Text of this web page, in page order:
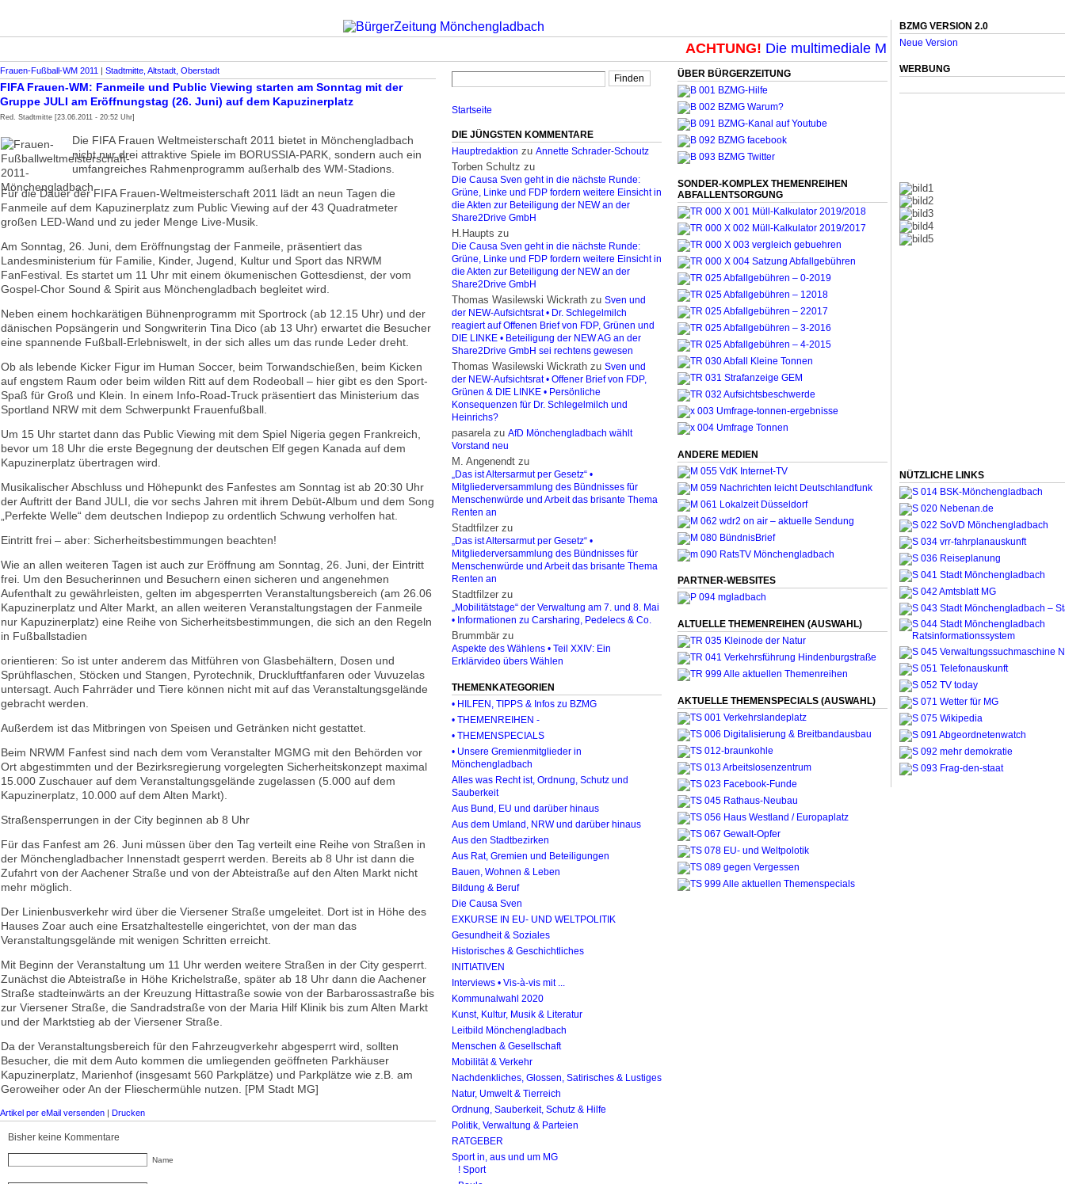
ACHTUNG!Die multimediale Mit-Mach-Zeitung für
Frauen-Fußball-WM 2011 | Stadtmitte, Altstadt, Oberstadt
FIFA Frauen-WM: Fanmeile und Public Viewing starten am Sonntag mit der
Gruppe JULI am Eröffnungstag (26. Juni) auf dem Kapuzinerplatz
Red. Stadtmitte [23.06.2011 - 20:52 Uhr]
Die FIFA Frauen Weltmeisterschaft 2011 bietet in Mönchengladbach
nicht nur drei attraktive Spiele im BORUSSIA-PARK, sondern auch ein
umfangreiches Rahmenprogramm außerhalb des WM-Stadions.
Für die Dauer der FIFA Frauen-Weltmeisterschaft 2011 lädt an neun Tagen die
Fanmeile auf dem Kapuzinerplatz zum Public Viewing auf der 43 Quadratmeter
großen LED-Wand und zu jeder Menge Live-Musik.
Am Sonntag, 26. Juni, dem Eröffnungstag der Fanmeile, präsentiert das
Landesministerium für Familie, Kinder, Jugend, Kultur und Sport das NRWM
FanFestival. Es startet um 11 Uhr mit einem ökumenischen Gottesdienst, der vom
Gospel-Chor Sound & Spirit aus Mönchengladbach begleitet wird.
Neben einem hochkarätigen Bühnenprogramm mit Sportrock (ab 12.15 Uhr) und der
dänischen Popsängerin und Songwriterin Tina Dico (ab 13 Uhr) erwartet die Besucher
eine spannende Fußball-Erlebniswelt, in der sich alles um das runde Leder dreht.
Ob als lebende Kicker Figur im Human Soccer, beim Torwandschießen, beim Kicken
auf engstem Raum oder beim wilden Ritt auf dem Rodeoball – hier gibt es den Sport-
Spaß für Groß und Klein. In einem Info-Road-Truck präsentiert das Ministerium das
Sportland NRW mit dem Schwerpunkt Frauenfußball.
Um 15 Uhr startet dann das Public Viewing mit dem Spiel Nigeria gegen Frankreich,
bevor um 18 Uhr die erste Begegnung der deutschen Elf gegen Kanada auf dem
Kapuzinerplatz übertragen wird.
Musikalischer Abschluss und Höhepunkt des Fanfestes am Sonntag ist ab 20:30 Uhr
der Auftritt der Band JULI, die vor sechs Jahren mit ihrem Debüt-Album und dem Song
„Perfekte Welle“ dem deutschen Indiepop zu ordentlich Schwung verholfen hat.
Eintritt frei – aber: Sicherheitsbestimmungen beachten!
Wie an allen weiteren Tagen ist auch zur Eröffnung am Sonntag, 26. Juni, der Eintritt
frei. Um den Besucherinnen und Besuchern einen sicheren und angenehmen
Aufenthalt zu gewährleisten, gelten im abgesperrten Veranstaltungsbereich (am 26.06
Kapuzinerplatz und Alter Markt, an allen weiteren Veranstaltungstagen der Fanmeile
nur Kapuzinerplatz) eine Reihe von Sicherheitsbestimmungen, die sich an den Regeln
in Fußballstadien
orientieren: So ist unter anderem das Mitführen von Glasbehältern, Dosen und
Sprühflaschen, Stöcken und Stangen, Pyrotechnik, Druckluftfanfaren oder Vuvuzelas
untersagt. Auch Fahrräder und Tiere können nicht mit auf das Veranstaltungsgelände
gebracht werden.
Außerdem ist das Mitbringen von Speisen und Getränken nicht gestattet.
Beim NRWM Fanfest sind nach dem vom Veranstalter MGMG mit den Behörden vor
Ort abgestimmten und der Bezirksregierung vorgelegten Sicherheitskonzept maximal
15.000 Zuschauer auf dem Veranstaltungsgelände zugelassen (5.000 auf dem
Kapuzinerplatz, 10.000 auf dem Alten Markt).
Straßensperrungen in der City beginnen ab 8 Uhr
Für das Fanfest am 26. Juni müssen über den Tag verteilt eine Reihe von Straßen in
der Mönchengladbacher Innenstadt gesperrt werden. Bereits ab 8 Uhr ist dann die
Zufahrt von der Aachener Straße und von der Abteistraße auf den Alten Markt nicht
mehr möglich.
Der Linienbusverkehr wird über die Viersener Straße umgeleitet. Dort ist in Höhe des
Hauses Zoar auch eine Ersatzhaltestelle eingerichtet, von der man das
Veranstaltungsgelände mit wenigen Schritten erreicht.
Mit Beginn der Veranstaltung um 11 Uhr werden weitere Straßen in der City gesperrt.
Zunächst die Abteistraße in Höhe Krichelstraße, später ab 18 Uhr dann die Aachener
Straße stadteinwärts an der Kreuzung Hittastraße sowie von der Barbarossastraße bis
zur Viersener Straße, die Sandradstraße von der Maria Hilf Klinik bis zum Alten Markt
und der Marktstieg ab der Viersener Straße.
Da der Veranstaltungsbereich für den Fahrzeugverkehr abgesperrt wird, sollten
Besucher, die mit dem Auto kommen die umliegenden geöffneten Parkhäuser
Kapuzinerplatz, Marienhof (insgesamt 560 Parkplätze) und Parkplätze wie z.B. am
Geroweiher oder An der Flieschermühle nutzen. [PM Stadt MG]
Artikel per eMail versenden | Drucken
Bisher keine Kommentare
Name
Startseite
DIE JÜNGSTEN KOMMENTARE
Hauptredaktion zu Annette Schrader-Schoutz
Torben Schultz zu
Die Causa Sven geht in die nächste Runde:
Grüne, Linke und FDP fordern weitere Einsicht in
die Akten zur Beteiligung der NEW an der
Share2Drive GmbH
H.Haupts zu
Die Causa Sven geht in die nächste Runde:
Grüne, Linke und FDP fordern weitere Einsicht in
die Akten zur Beteiligung der NEW an der
Share2Drive GmbH
Thomas Wasilewski Wickrath zu Sven und
der NEW-Aufsichtsrat • Dr. Schlegelmilch
reagiert auf Offenen Brief von FDP, Grünen und
DIE LINKE • Beteiligung der NEW AG an der
Share2Drive GmbH sei rechtens gewesen
Thomas Wasilewski Wickrath zu Sven und
der NEW-Aufsichtsrat • Offener Brief von FDP,
Grünen & DIE LINKE • Persönliche
Konsequenzen für Dr. Schlegelmilch und
Heinrichs?
pasarelazu AfD Mönchengladbach wählt
Vorstand neu
M. Angenendt zu
„Das ist Altersarmut per Gesetz“ •
Mitgliederversammlung des Bündnisses für
Menschenwürde und Arbeit das brisante Thema
Renten an
Stadtfilzer zu
„Das ist Altersarmut per Gesetz“ •
Mitgliederversammlung des Bündnisses für
Menschenwürde und Arbeit das brisante Thema
Renten an
Stadtfilzer zu
„Mobilitätstage“ der Verwaltung am 7. und 8. Mai
• Informationen zu Carsharing, Pedelecs & Co.
Brummbär zu
Aspekte des Wählens • Teil XXIV: Ein
Erklärvideo übers Wählen
THEMENKATEGORIEN
• HILFEN, TIPPS & Infos zu BZMG
• THEMENREIHEN -
• THEMENSPECIALS
• Unsere Gremienmitglieder in
Mönchengladbach
Alles was Recht ist, Ordnung, Schutz und
Sauberkeit
Aus Bund, EU und darüber hinaus
Aus dem Umland, NRW und darüber hinaus
Aus den Stadtbezirken
Aus Rat, Gremien und Beteiligungen
Bauen, Wohnen & Leben
Bildung & Beruf
Die Causa Sven
EXKURSE IN EU- UND WELTPOLITIK
Gesundheit & Soziales
Historisches & Geschichtliches
INITIATIVEN
Interviews • Vis-à-vis mit ...
Kommunalwahl 2020
Kunst, Kultur, Musik & Literatur
Leitbild Mönchengladbach
Menschen & Gesellschaft
Mobilität & Verkehr
Nachdenkliches, Glossen, Satirisches & Lustiges
Natur, Umwelt & Tierreich
Ordnung, Sauberkeit, Schutz & Hilfe
Politik, Verwaltung & Parteien
RATGEBER
Sport in, aus und um MG
! Sport
ÜBER BÜRGERZEITUNG
SONDER-KOMPLEX THEMENREIHEN
ABFALLENTSORGUNG
ANDERE MEDIEN
PARTNER-WEBSITES
ALTUELLE THEMENREIHEN (AUSWAHL)
AKTUELLE THEMENSPECIALS (AUSWAHL)
BZMG VERSION 2.0
Neue Version
WERBUNG
NÜTZLICHE LINKS